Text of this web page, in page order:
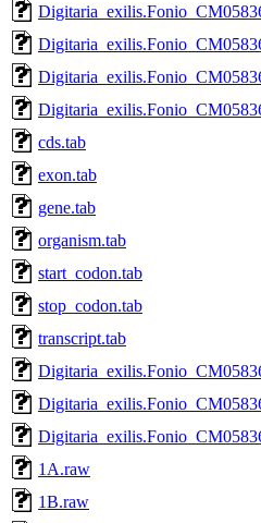
cds.tab
exon.tab
gene.tab
organism.tab
start_codon.tab
stop_codon.tab
transcript.tab
1A.raw
1B.raw